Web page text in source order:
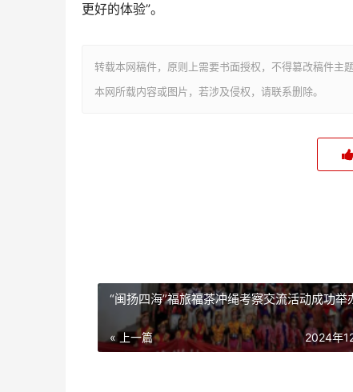
更好的体验”。
转载本网稿件，原则上需要书面授权，不得篡改稿件主
本网所载内容或图片，若涉及侵权，请联系删除。
“闽扬四海”福旅福茶冲绳考察交流活动成功举
« 上一篇 2024年